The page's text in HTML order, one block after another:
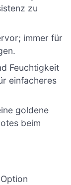
zu
immer für
Feuchtigkeit
einfacheres
goldene
beim